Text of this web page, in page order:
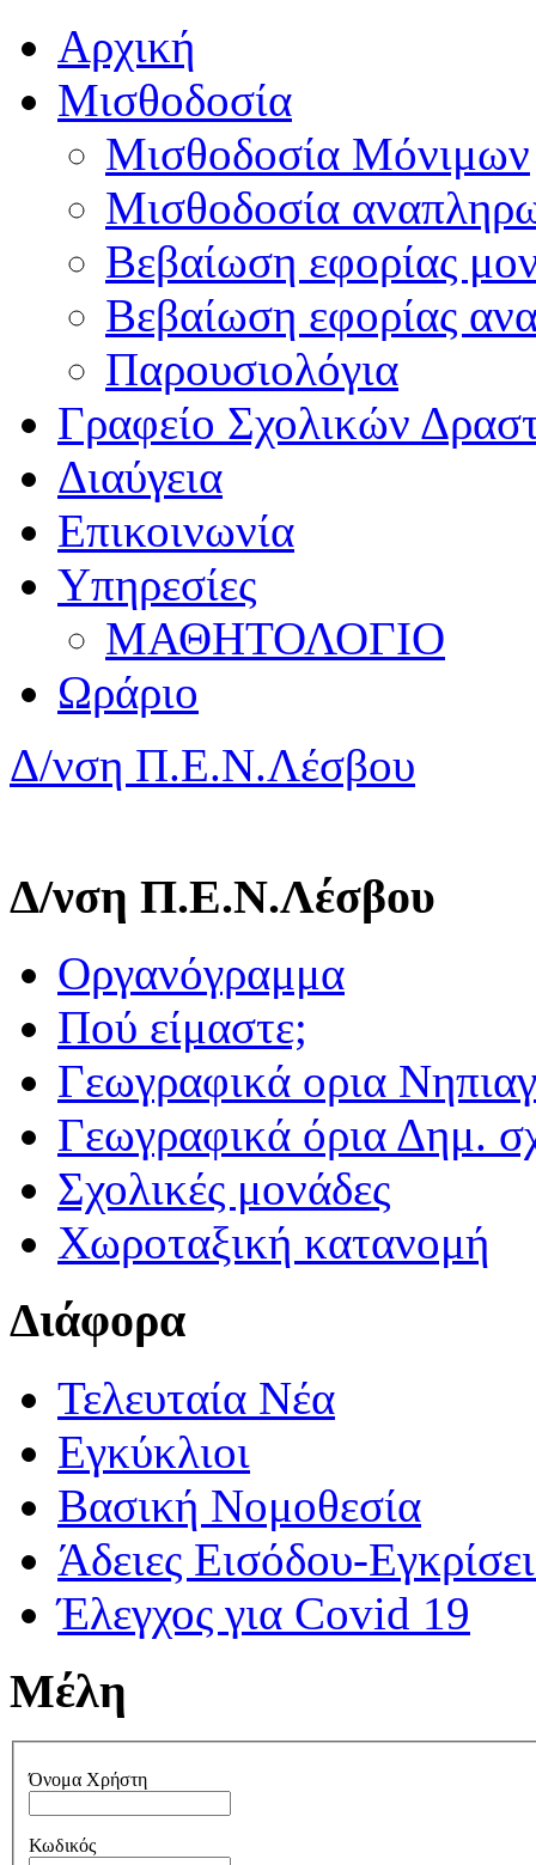
Αρχική
Μισθοδοσία
Μισθοδοσία Μόνιμων
Μισθοδοσία
Βεβαίωση εφορίας
Βεβαίωση εφορίας
Παρουσιολόγια
Γραφείο Σχολικών
Διαύγεια
Επικοινωνία
Υπηρεσίες
ΜΑΘΗΤΟΛΟΓΙΟ
Ωράριο
Δ/νση Π.Ε.Ν.Λέσβου
Δ/νση Π.Ε.Ν.Λέσβου
Οργανόγραμμα
Πού είμαστε;
Γεωγραφικά ορια
Γεωγραφικά όρια Δημ.
Σχολικές μονάδες
Χωροταξική κατανομή
Διάφορα
Τελευταία Νέα
Εγκύκλιοι
Βασική Νομοθεσία
Άδειες Εισόδου-
Έλεγχος για Covid 19
Μέλη
Όνομα Χρήστη
Κωδικός